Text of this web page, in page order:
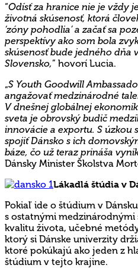
“Odísť za hranice nie je vždy
životná skúsenosť, ktorá
‘zóny pohodlia’ a začať sa
perspektívy ako som bola
skúsenosť bude jedného dňa
Slovensko,” hovorí Lucia.
„S Youth Goodwill
angažovať medzinárodné
V dnešnej globálnej
sveta je obrovský budič
innovácie a exportu. S úzkou
spojiť Dánsko s ich
báze, čo už teraz prináša
Dánsky Minister Školstva
Lákadlá štúdia v
Pokiaľ ide o štúdium v
s ostatnými
kvalitu života, učebné
ktorý si Dánske univerzity
ktoré pokúkajú ako jeden z
štúdium v tejto krajine.